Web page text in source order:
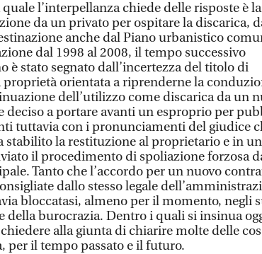
l’interpellanza chiede delle risposte è
da un privato per ospitare la discarica,
anche dal Piano urbanistico
dal 1998 al 2008, il tempo successivo
è stato segnato dall’incertezza del titolo di
proprietà orientata a riprenderne la
dell’utilizzo come discarica da un
deciso a portare avanti un esproprio per
tuttavia con i pronunciamenti del giudice
stabilito la restituzione al proprietario e in un
il procedimento di spoliazione forzosa
Tanto che l’accordo per un nuovo
dallo stesso legale
bloccatasi, almeno per il momento, negli
della burocrazia. Dentro i quali si insinua
alla giunta di chiarire molte delle
per il tempo passato e il futuro.